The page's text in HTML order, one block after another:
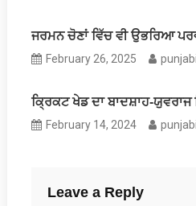
ਜਰਮਨ ਚੋਣਾਂ ਵਿੱਚ ਵੀ ਉਭਰਿਆ
February 26, 2025
ਕ੍ਰਿਕਟ ਖੇਡ ਦਾ ਬਾਦਸ਼ਾਹ-ਯੁਵਰਾਜ
February 14, 2024
Leave a Reply